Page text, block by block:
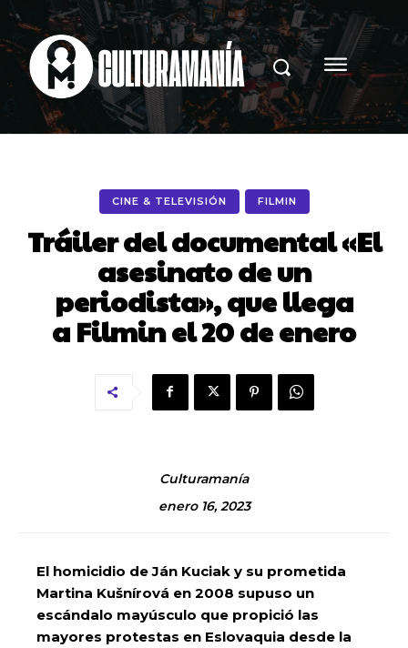
CINE & TELEVISIÓN FILMIN
Tráiler del documental «El
asesinato de un
periodista», que llega
a Filmin el 20 de enero
Culturamanía
enero 16, 2023
El homicidio de Ján Kuciak y su prometida
Martina Kušnírová en 2008 supuso un
escándalo mayúsculo que propició las
mayores protestas en Eslovaquia desde la